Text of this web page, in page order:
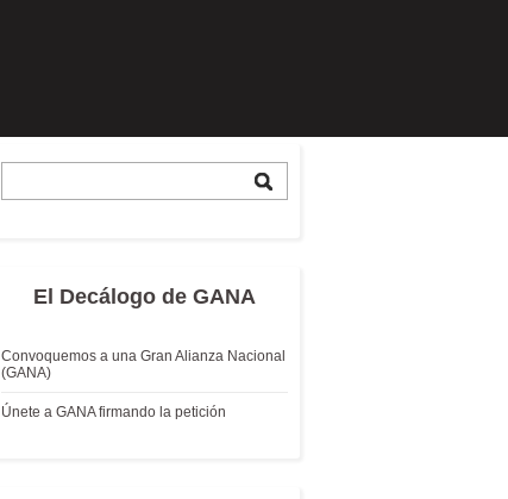
El Decálogo de GANA
Convoquemos a una Gran Alianza Nacional
(GANA)
Únete a GANA firmando la petición